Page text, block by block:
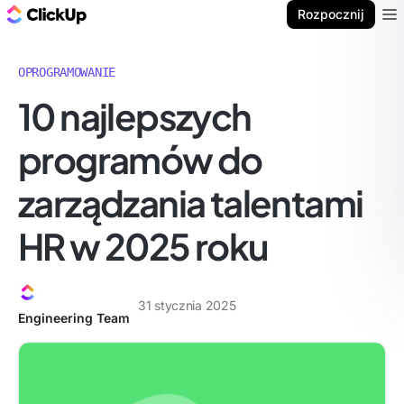
Rozpocznij
OPROGRAMOWANIE
10 najlepszych
programów do
zarządzania talentami
HR w 2025 roku
Engineering Team
31 stycznia 2025